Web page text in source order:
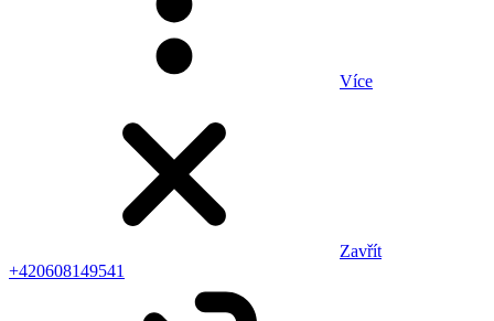
Více
Zavřít
+420608149541